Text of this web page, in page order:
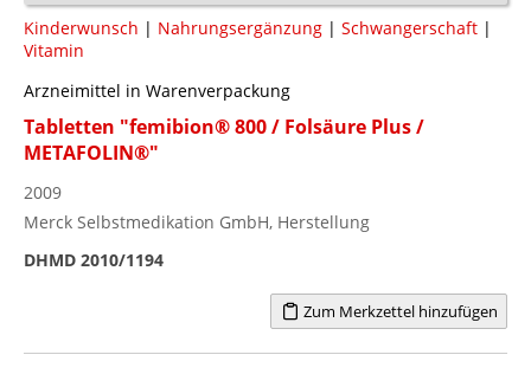
Kinderwunsch | Nahrungsergänzung | Schwangerschaft |
Vitamin
Arzneimittel in Warenverpackung
Tabletten "femibion® 800 / Folsäure Plus /
METAFOLIN®"
2009
Merck Selbstmedikation GmbH, Herstellung
DHMD 2010/1194
Zum Merkzettel hinzufügen